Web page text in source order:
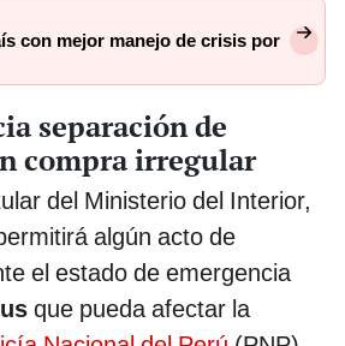
con mejor manejo de crisis por
separación de
compra irregular
del Ministerio del Interior,
algún acto de
el estado de emergencia
que pueda afectar la